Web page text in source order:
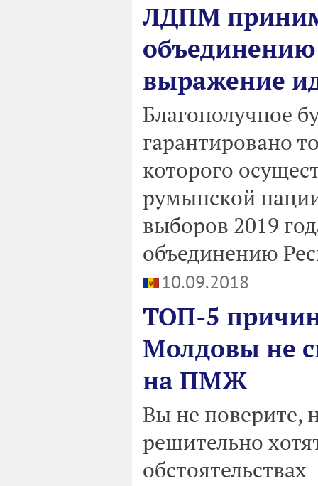
ЛДПМ
выражение
Благополучное
гарантировано
которого
румынской
выборов 2019
объединению
10.09.2018
ТОП-5
Молдовы не
на ПМЖ
Вы не поверите,
решительно
обстоятельствах